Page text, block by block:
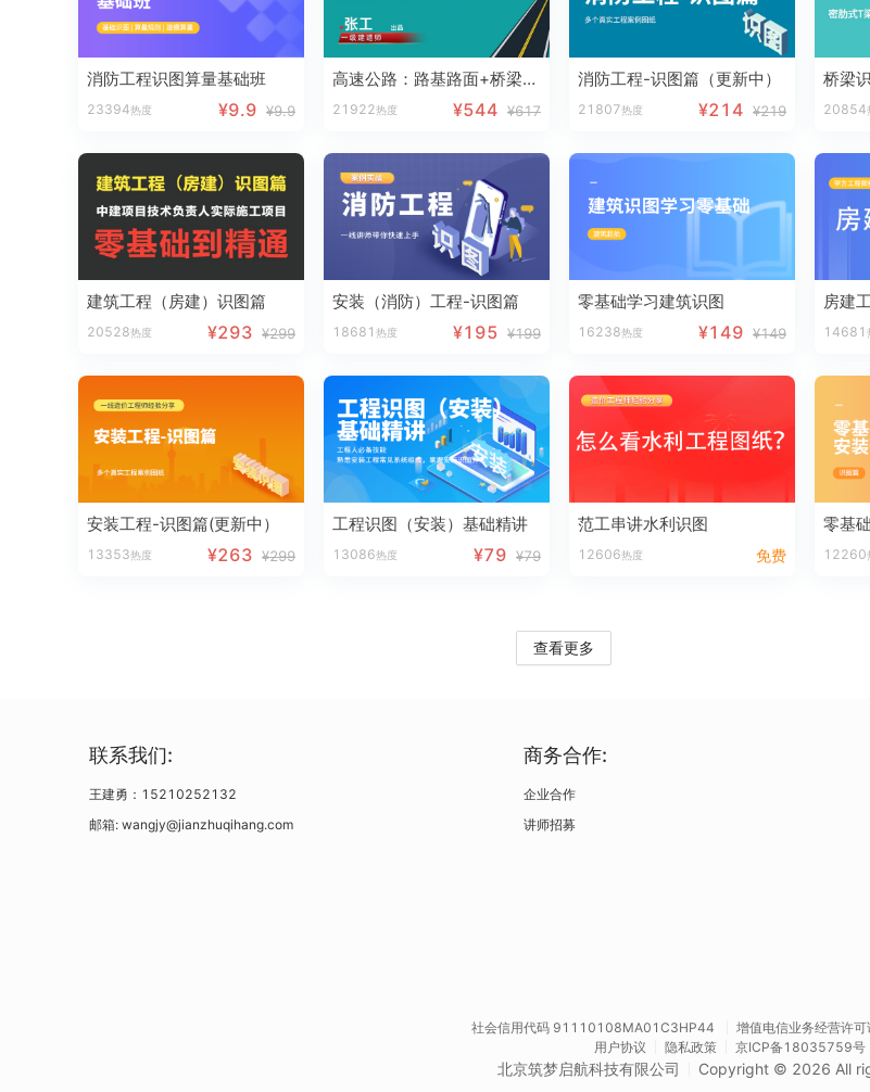
消防工程识图算量基础班
23394热度 ¥9.9 ¥9.9
高速公路：路基路面+桥梁实操精讲班
21922热度 ¥544 ¥617
消防工程-识图篇（更新中）
21807热度 ¥214 ¥219 20854
建筑工程（房建）识图篇
20528热度 ¥293 ¥299
安装（消防）工程-识图篇
18681 热度 ¥195 ¥199
零基础学习建筑识图
16238热度 ¥149 ¥149
房建
14681
安装工程-识图篇(更新中）
13353热度 ¥263 ¥299
工程识图（安装）基础精讲
13086热度 ¥79 ¥79
范工串讲水利识图
12606热度 免费 12260
查看更多
联系我们:
王建勇：15210252132
邮箱: wangjy@jianzhuqihang.com
商务合作:
企业合作
讲师招募
社会信用代码 91110108MA01C3HP44
增值电信业务经营许
用户协议
隐私政策 京ICP备18035759号
北京筑梦启航科技有限公司 Copyright © 2026 All